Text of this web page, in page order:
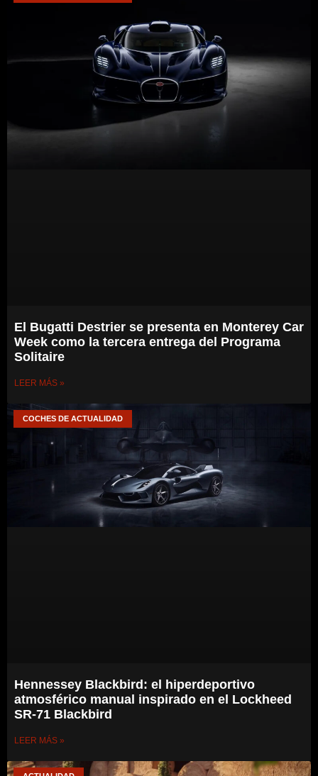
El Bugatti Destrier se presenta en Monterey Car
Week como la tercera entrega del Programa
Solitaire
LEER MÁS »
COCHES DE ACTUALIDAD
Hennessey Blackbird: el hiperdeportivo
atmosférico manual inspirado en el Lockheed
SR-71 Blackbird
LEER MÁS »